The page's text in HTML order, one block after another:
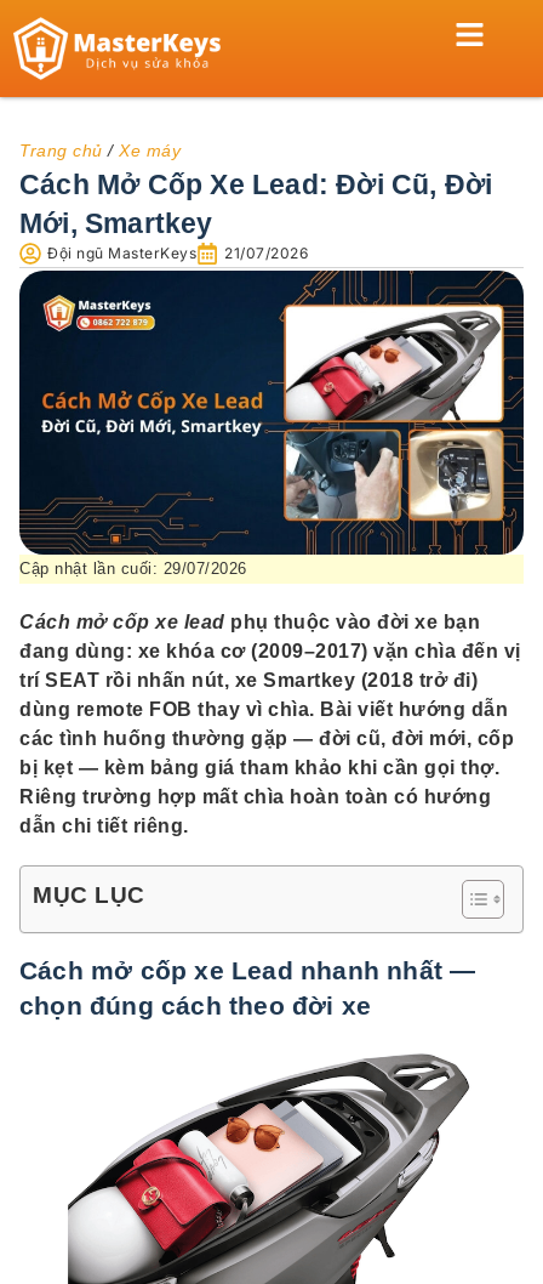
Trang chủ / Xe máy
Cách Mở Cốp Xe Lead: Đời Cũ, Đời
Mới, Smartkey
Đội ngũ MasterKeys 21/07/2026
Cập nhật lần cuối: 29/07/2026
Cách mở cốp xe lead phụ thuộc vào đời xe bạn
đang dùng: xe khóa cơ (2009–2017) vặn chìa đến vị
trí SEAT rồi nhấn nút, xe Smartkey (2018 trở đi)
dùng remote FOB thay vì chìa. Bài viết hướng dẫn
các tình huống thường gặp — đời cũ, đời mới, cốp
bị kẹt — kèm bảng giá tham khảo khi cần gọi thợ.
Riêng trường hợp mất chìa hoàn toàn có hướng
dẫn chi tiết riêng.
MỤC LỤC
Cách mở cốp xe Lead nhanh nhất —
chọn đúng cách theo đời xe